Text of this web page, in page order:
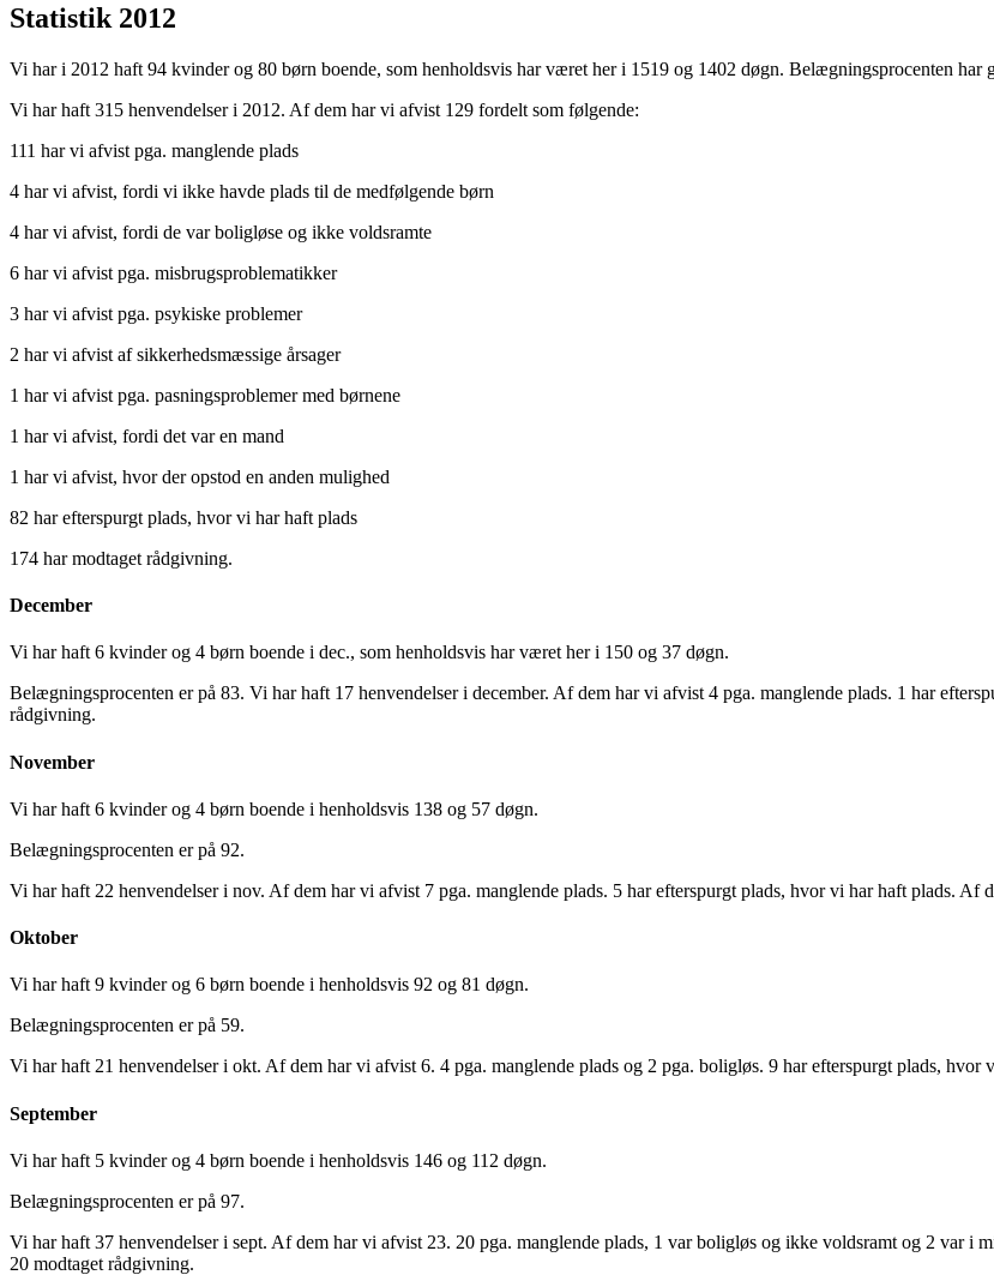
Statistik 2012
Vi har i 2012 haft 94 kvinder og 80 børn boende, som henholdsvis har været her i 1519 og 1402 døgn. Belægningsprocenten har
Vi har haft 315 henvendelser i 2012. Af dem har vi afvist 129 fordelt som følgende:
111 har vi afvist pga. manglende plads
4 har vi afvist, fordi vi ikke havde plads til de medfølgende børn
4 har vi afvist, fordi de var boligløse og ikke voldsramte
6 har vi afvist pga. misbrugsproblematikker
3 har vi afvist pga. psykiske problemer
2 har vi afvist af sikkerhedsmæssige årsager
1 har vi afvist pga. pasningsproblemer med børnene
1 har vi afvist, fordi det var en mand
1 har vi afvist, hvor der opstod en anden mulighed
82 har efterspurgt plads, hvor vi har haft plads
174 har modtaget rådgivning.
December
Vi har haft 6 kvinder og 4 børn boende i dec., som henholdsvis har været her i 150 og 37 døgn.
Belægningsprocenten er på 83. Vi har haft 17 henvendelser i december. Af dem har vi afvist 4 pga. manglende plads. 1 har
rådgivning.
November
Vi har haft 6 kvinder og 4 børn boende i henholdsvis 138 og 57 døgn.
Belægningsprocenten er på 92.
Vi har haft 22 henvendelser i nov. Af dem har vi afvist 7 pga. manglende plads. 5 har efterspurgt plads, hvor vi har haft plads. Af
Oktober
Vi har haft 9 kvinder og 6 børn boende i henholdsvis 92 og 81 døgn.
Belægningsprocenten er på 59.
Vi har haft 21 henvendelser i okt. Af dem har vi afvist 6. 4 pga. manglende plads og 2 pga. boligløs. 9 har efterspurgt plads,
September
Vi har haft 5 kvinder og 4 børn boende i henholdsvis 146 og 112 døgn.
Belægningsprocenten er på 97.
Vi har haft 37 henvendelser i sept. Af dem har vi afvist 23. 20 pga. manglende plads, 1 var boligløs og ikke voldsramt og 2 var i
20 modtaget rådgivning.